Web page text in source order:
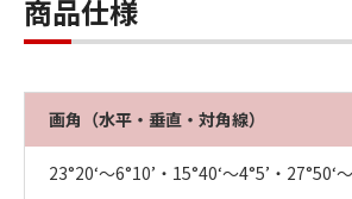
商品仕様
画角（水平・垂直・対角線）
23°20‘～6°10’・15°40‘～4°5’・27°50‘